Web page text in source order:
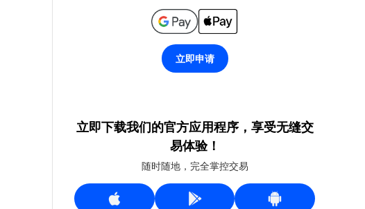
立即申请
立即下载我们的官方应用程序，享受无缝交
易体验！
随时随地，完全掌控交易